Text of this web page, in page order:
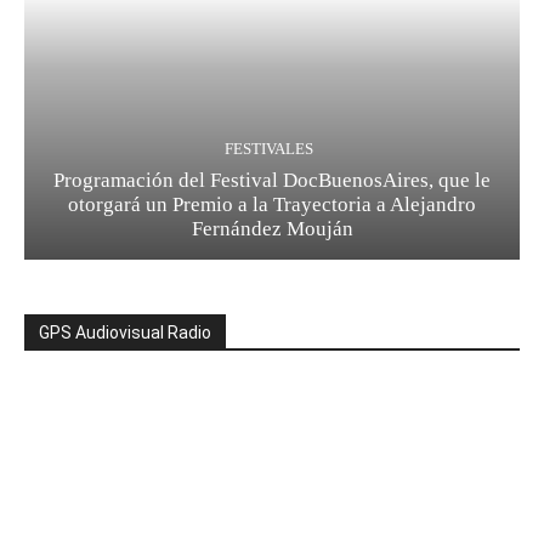
FESTIVALES
Programación del Festival DocBuenosAires, que le
otorgará un Premio a la Trayectoria a Alejandro
Fernández Mouján
GPS Audiovisual Radio